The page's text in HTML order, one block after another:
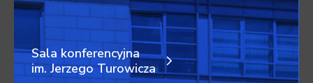
Sala konferencyjna
im. Jerzego Turowicza